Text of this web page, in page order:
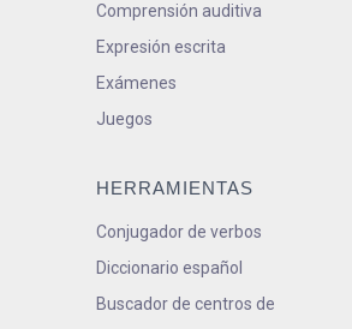
Comprensión auditiva
Expresión escrita
Exámenes
Juegos
HERRAMIENTAS
Conjugador de verbos
Diccionario español
Buscador de centros de